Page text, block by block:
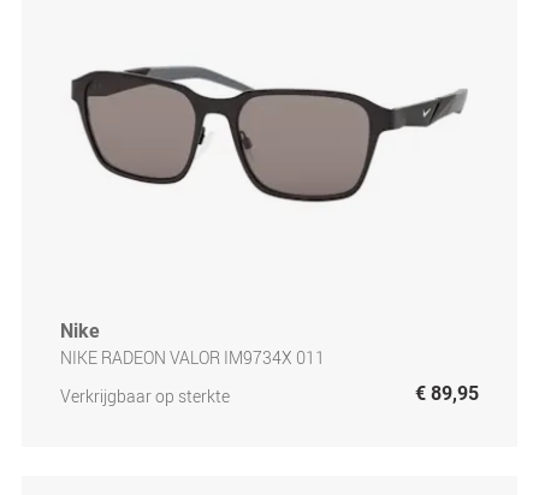
Nike
NIKE RADEON VALOR IM9734X 011
Verkrijgbaar op sterkte
€ 89,95